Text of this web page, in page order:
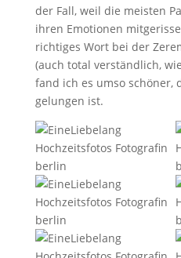
der Fall, weil die meisten
ihren Emotionen
richtiges Wort bei der
(auch total verständlich,
fand ich es umso schöner,
gelungen ist.